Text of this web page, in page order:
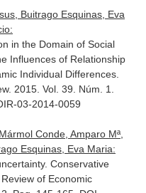
Buitrago Esquinas, Eva
in the Domain of Social
Influences of Relationship
Individual Differences.
. 2015. Vol. 39. Núm. 1.
03-2014-0059
Conde, Amparo Mª,
Esquinas, Eva Maria:
Conservative
Review of Economic